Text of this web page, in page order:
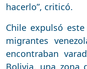
hacerlo”, criticó.
Chile expulsó
migrantes
encontraban
Bolivia, una zona